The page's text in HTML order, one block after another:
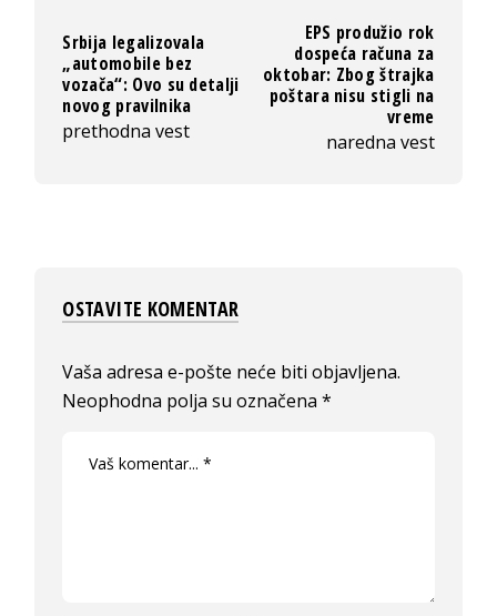
Srbija legalizovala
„automobile bez
vozača“: Ovo su detalji
novog pravilnika
prethodna vest
EPS produžio rok
dospeća računa za
oktobar: Zbog štrajka
poštara nisu stigli na
vreme
naredna vest
OSTAVITE KOMENTAR
Vaša adresa e-pošte neće biti objavljena.
Neophodna polja su označena*